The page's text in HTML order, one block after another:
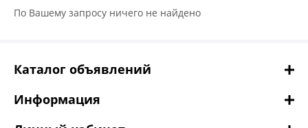
По Вашему запросу ничего не найдено
Каталог объявлений
Информация